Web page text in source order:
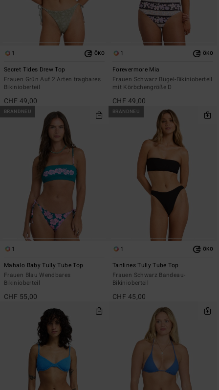
1 ÖKO
Secret Tides Drew Top
Frauen Grün Auf 2 Arten tragbares
Bikinioberteil
CHF 49,00
1 ÖKO
Forevermore Mia
Frauen Schwarz Bügel-Bikinioberteil
mit Körbchengröße D
CHF 49,00
BRANDNEU
1
Mahalo Baby Tully Tube Top
Frauen Blau Wendbares
Bikinioberteil
CHF 55,00
BRANDNEU
1 ÖKO
Tanlines Tully Tube Top
Frauen Schwarz Bandeau-
Bikinioberteil
CHF 45,00